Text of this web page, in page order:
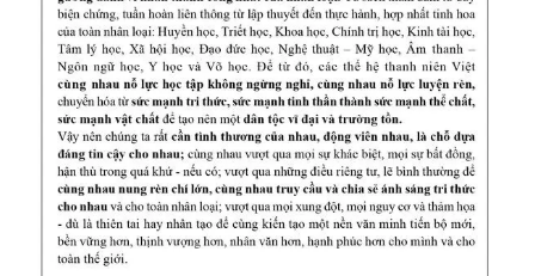
Giấy phép xuất bản số 110/GP - BTTTT cấp ngày 24.3.2020
© 2003-2026 Bản quyền thuộc về Báo Thanh Niên. Cấm sao
chép dưới mọi hình thức nếu không có sự chấp thuận bằng văn
bản. Phát triển bởi ePi Technologies, JSC.